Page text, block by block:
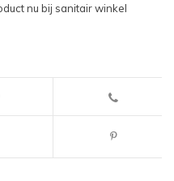
nu bij sanitair winkel